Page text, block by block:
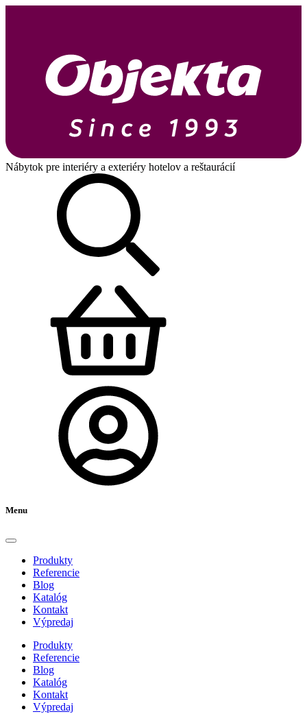
Nábytok pre interiéry a exteriéry hotelov a reštaurácií
Menu
Produkty
Referencie
Blog
Katalóg
Kontakt
Výpredaj
Produkty
Referencie
Blog
Katalóg
Kontakt
Výpredaj